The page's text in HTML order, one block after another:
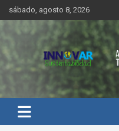
Saltar
al
contenido
sábado, agosto 8, 2026
Innovar